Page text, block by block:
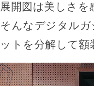
展開図は美しさ
そんなデジタル
ットを分解して